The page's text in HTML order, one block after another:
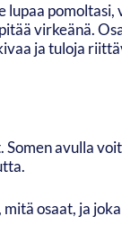
lupaa
virkeänä.
ja tuloja
Somen avulla
osaat, ja